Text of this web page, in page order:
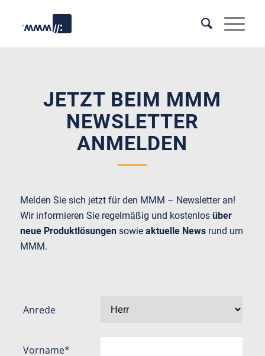
JETZT BEIM MMM
NEWSLETTER
ANMELDEN
Melden Sie sich jetzt für den MMM – Newsletter an!
Wir informieren Sie regelmäßig und kostenlos über
neue Produktlösungensowie aktuelle Newsrund um
MMM.